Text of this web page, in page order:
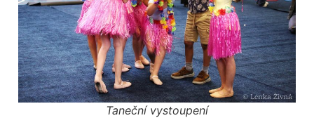
Taneční vystoupení